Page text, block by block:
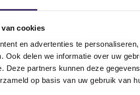
cookies
en advertenties te
Ook delen we informatie over uw
Deze partners kunnen deze
op basis van uw gebruik van
this athlete(Isa